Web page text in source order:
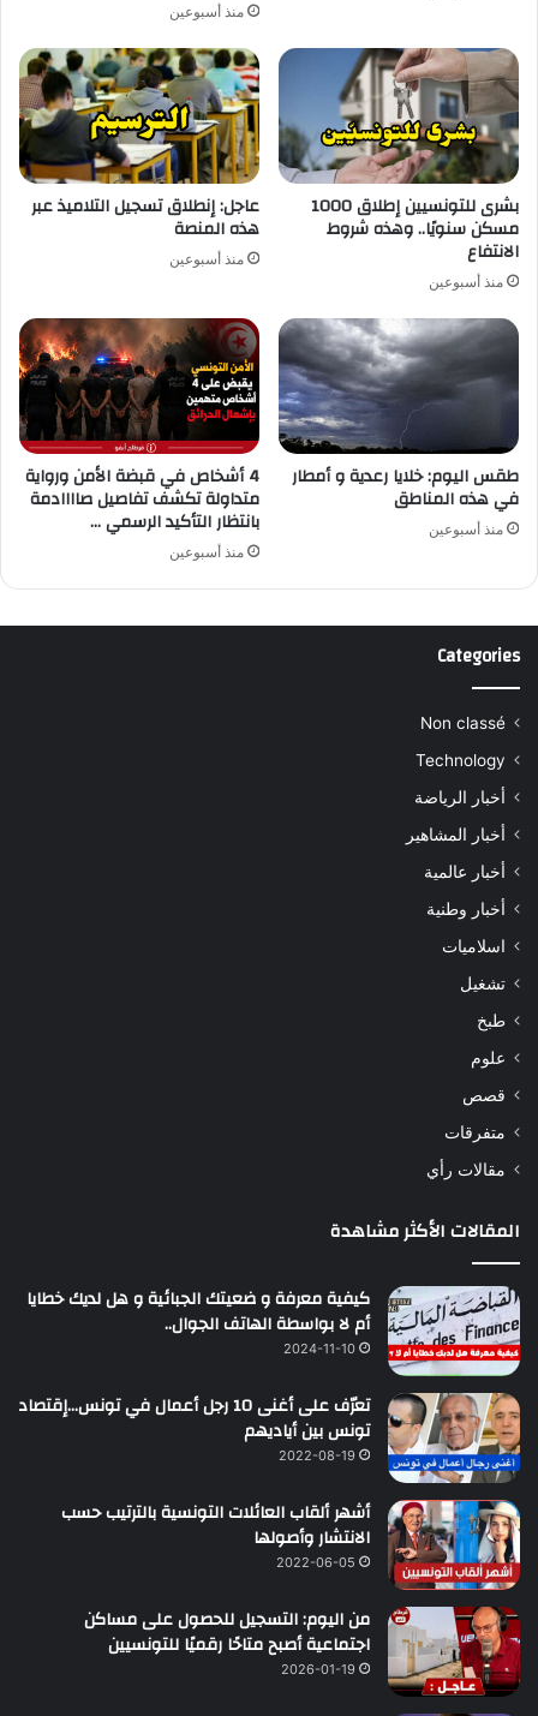
منذ أسبوعين
بشرى للتونسيين إطلاق 1000
مسكن سنويًا.. وهذه شروط
الانتفاع
منذ أسبوعين
عاجل: إنطلاق تسجيل التلاميذ عبر
هذه المنصة
منذ أسبوعين
طقس اليوم: خلايا رعدية و أمطار
في هذه المناطق
منذ أسبوعين
4 أشخاص في قبضة الأمن ورواية
متداولة تكشف تفاصيل صاااادمة
بانتظار التأكيد الرسمي …
منذ أسبوعين
Categories
Non classé
Technology
أخبار الرياضة
أخبار المشاهير
أخبار عالمية
أخبار وطنية
اسلاميات
تشغيل
طبخ
علوم
قصص
متفرقات
مقالات رأي
المقالات الأكثر مشاهدة
كيفية معرفة و ضعيتك الجبائية و هل لديك خطايا
أم لا بواسطة الهاتف الجوال..
2024-11-10
تعرّف على أغنى 10 رجل أعمال في تونس…إقتصاد
تونس بين أياديهم
2022-08-19
أشهر ألقاب العائلات التونسية بالترتيب حسب
الانتشار وأصولها
2022-06-05
من اليوم: التسجيل للحصول على مساكن
اجتماعية أصبح متاحًا رقميًا للتونسيين
2026-01-19